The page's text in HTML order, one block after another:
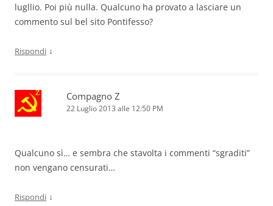
lugllio. Poi più nulla. Qualcuno ha provato a lasciare un
commento sul bel sito Pontifesso?
Rispondi ↓
Compagno Z
22 Luglio 2013 alle 12:50 PM
Qualcuno sì… e sembra che stavolta i commenti “sgraditi”
non vengano censurati…
Rispondi ↓